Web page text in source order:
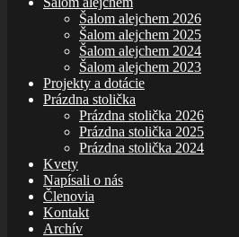
Šalom alejchem 2026
Šalom alejchem 2025
Šalom alejchem 2024
Šalom alejchem 2023
Projekty a dotácie
Prázdna stolička
Prázdna stolička 2026
Prázdna stolička 2025
Prázdna stolička 2024
Kvety
Napísali o nás
Členovia
Kontakt
Archív